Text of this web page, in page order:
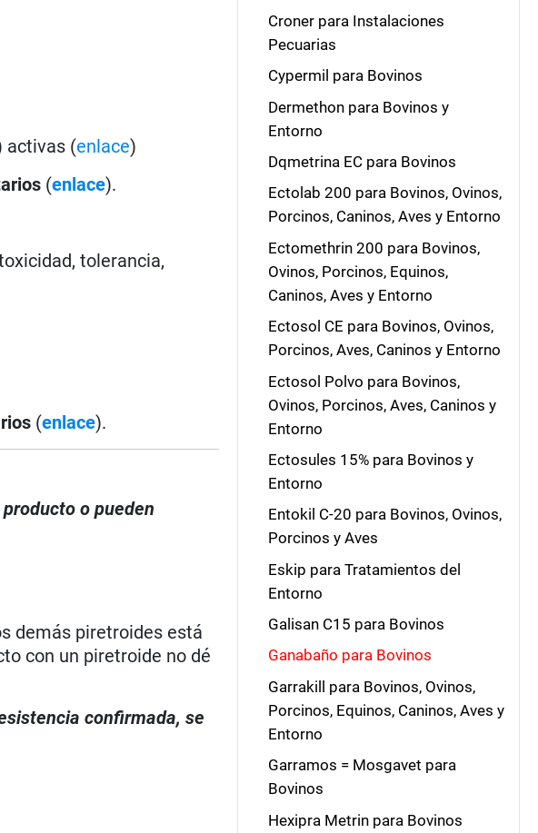
activas (enlace)
(enlace).
tolerancia,
(enlace).
o pueden
demás piretroides está
con un piretroide no dé
confirmada, se
Croner para Instalaciones
Pecuarias
Cypermil para Bovinos
Dermethon para Bovinos y
Entorno
Dqmetrina EC para Bovinos
Ectolab 200 para Bovinos, Ovinos,
Porcinos, Caninos, Aves y Entorno
Ectomethrin 200 para Bovinos,
Ovinos, Porcinos, Equinos,
Caninos, Aves y Entorno
Ectosol CE para Bovinos, Ovinos,
Porcinos, Aves, Caninos y Entorno
Ectosol Polvo para Bovinos,
Ovinos, Porcinos, Aves, Caninos y
Entorno
Ectosules 15% para Bovinos y
Entorno
Entokil C-20 para Bovinos, Ovinos,
Porcinos y Aves
Eskip para Tratamientos del
Entorno
Galisan C15 para Bovinos
Ganabaño para Bovinos
Garrakill para Bovinos, Ovinos,
Porcinos, Equinos, Caninos, Aves y
Entorno
Garramos = Mosgavet para
Bovinos
Hexipra Metrin para Bovinos